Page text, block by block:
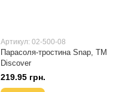
Артикул: 02-500-08
Парасоля-тростина Snap, ТМ
Discover
219.95 грн.